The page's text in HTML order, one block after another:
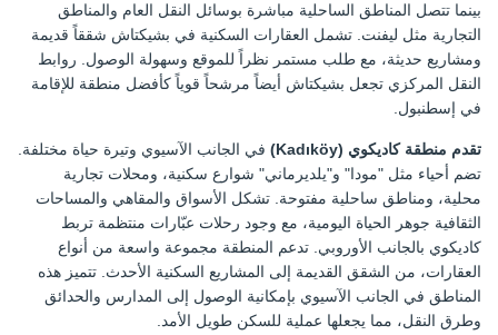
بينما تتصل المناطق الساحلية مباشرة بوسائل النقل العام والمناطق
التجارية مثل ليفنت. تشمل العقارات السكنية في بشيكتاش شققاً قديمة
ومشاريع حديثة، مع طلب مستمر نظراً للموقع وسهولة الوصول. روابط
النقل المركزي تجعل بشيكتاش أيضاً مرشحاً قوياً كأفضل منطقة للإقامة
في إسطنبول.
تقدم منطقة كاديكوي (Kadıköy)
في الجانب الآسيوي وتيرة حياة مختلفة.
تضم أحياء مثل "مودا" و"يلديرماني" شوارع سكنية، ومحلات تجارية
محلية، ومناطق ساحلية مفتوحة. تشكل الأسواق والمقاهي والمساحات
الثقافية جوهر الحياة اليومية، مع وجود رحلات عبّارات منتظمة تربط
كاديكوي بالجانب الأوروبي. تدعم المنطقة مجموعة واسعة من أنواع
العقارات، من الشقق القديمة إلى المشاريع السكنية الأحدث. تتميز هذه
المناطق في الجانب الآسيوي بإمكانية الوصول إلى المدارس والحدائق
وطرق النقل، مما يجعلها عملية للسكن طويل الأمد.